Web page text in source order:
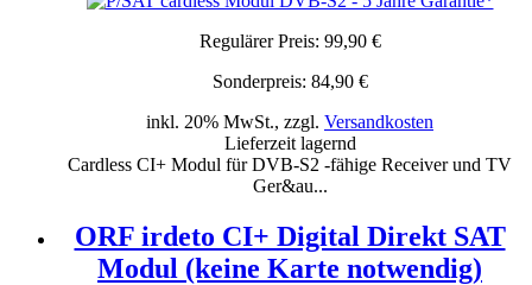
Regulärer Preis: 99,90 €
Sonderpreis: 84,90 €
inkl. 20% MwSt., zzgl. Versandkosten
Lieferzeit lagernd
Cardless CI+ Modul für DVB-S2 -fähige Receiver und TV
Ger&au...
ORF irdeto CI+ Digital Direkt SAT
Modul (keine Karte notwendig)